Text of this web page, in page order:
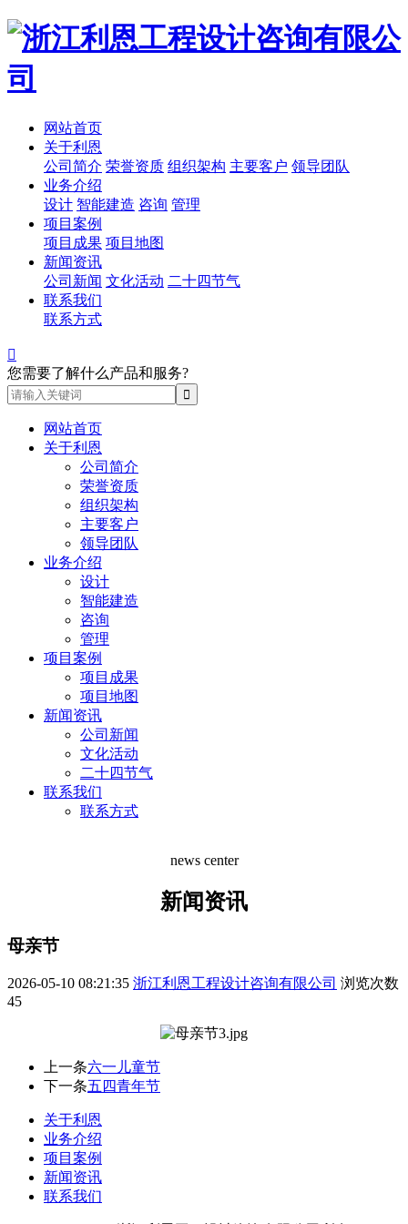
网站首页
关于利恩
公司简介 荣誉资质 组织架构 主要客户 领导团队
业务介绍
设计 智能建造 咨询 管理
项目案例
项目成果 项目地图
新闻资讯
公司新闻 文化活动 二十四节气
联系我们
联系方式

您需要了解什么产品和服务?
网站首页
关于利恩
公司简介
荣誉资质
组织架构
主要客户
领导团队
业务介绍
设计
智能建造
咨询
管理
项目案例
项目成果
项目地图
新闻资讯
公司新闻
文化活动
二十四节气
联系我们
联系方式
news center
新闻资讯
母亲节
2026-05-10 08:21:35 浙江利恩工程设计咨询有限公司 浏览次数
45
上一条六一儿童节
下一条五四青年节
关于利恩
业务介绍
项目案例
新闻资讯
联系我们